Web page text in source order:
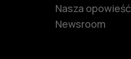
Nasza opowieść
Newsroom